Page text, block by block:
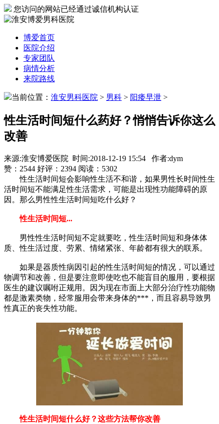
您访问的网站已经通过诚信机构认证
博爱首页
医院介绍
专家团队
病情分析
来院路线
当前位置： 淮安男科医院 > 男科 > 阳痿早泄 >
性生活时间短什么药好？悄悄告诉你这么
改善
来源:淮安博爱医院 时间:2018-12-19 15:54 作者:dym
赞： 2544 好评： 2394 阅读： 5302
性生活时间短会影响性生活不和谐，如果男性长时间性生
活时间短不能满足性生活需求，可能是出现性功能障碍的原
因。那么男性性生活时间短吃什么好？
性生活时间短...
男性性生活时间短不定就要吃，性生活时间短和身体体
质、性生活过度、劳累、情绪紧张、年龄都有很大的联系。
如果是器质性病因引起的性生活时间短的情况，可以通过
物调节和改善，但是要注意即使吃也不能盲目的服用，要根据
医生的建议嘱咐正规用。因为现在市面上大部分治疗性功能物
都是激素类物，经常服用会带来身体的***，而且容易导致男
性真正的丧失性功能。
性生活时间短什么好？这些方法帮你改善